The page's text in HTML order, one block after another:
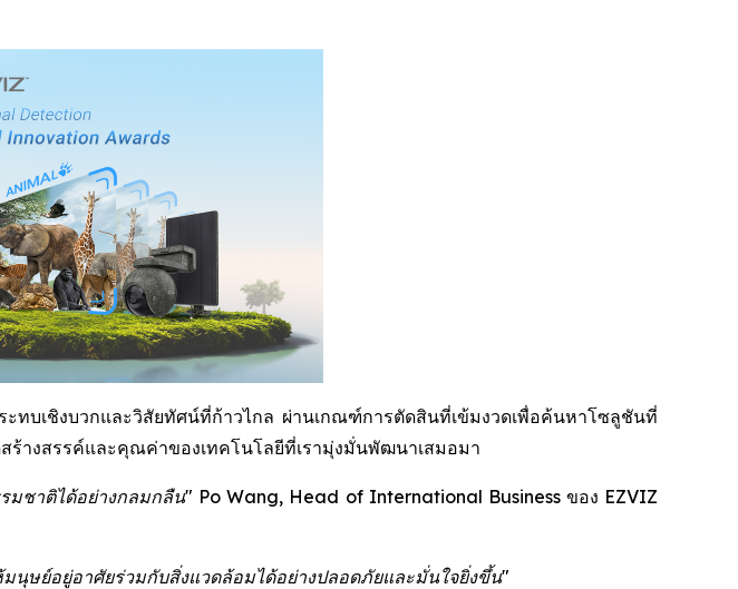
บเชิงบวกและวิสัยทัศน์ที่ก้าวไกล ผ่านเกณฑ์การตัดสินที่เข้มงวดเพื่อค้นหาโซลูชันที่
ร้างสรรค์และคุณค่าของเทคโนโลยีที่เรามุ่งมั่นพัฒนาเสมอมา
มชาติได้อย่างกลมกลืน" Po Wang, Head of International Business ของ EZVIZ
นุษย์อยู่อาศัยร่วมกับสิ่งแวดล้อมได้อย่างปลอดภัยและมั่นใจยิ่งขึ้น"